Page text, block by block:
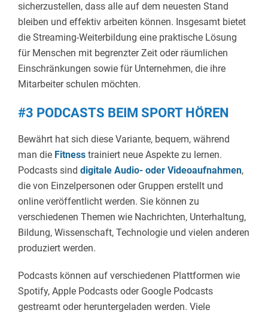
sicherzustellen, dass alle auf dem neuesten Stand
bleiben und effektiv arbeiten können. Insgesamt bietet
die Streaming-Weiterbildung eine praktische Lösung
für Menschen mit begrenzter Zeit oder räumlichen
Einschränkungen sowie für Unternehmen, die ihre
Mitarbeiter schulen möchten.
#3 PODCASTS BEIM SPORT HÖREN
Bewährt hat sich diese Variante, bequem, während
man die Fitness trainiert neue Aspekte zu lernen.
Podcasts sind digitale Audio- oder Videoaufnahmen,
die von Einzelpersonen oder Gruppen erstellt und
online veröffentlicht werden. Sie können zu
verschiedenen Themen wie Nachrichten, Unterhaltung,
Bildung, Wissenschaft, Technologie und vielen anderen
produziert werden.
Podcasts können auf verschiedenen Plattformen wie
Spotify, Apple Podcasts oder Google Podcasts
gestreamt oder heruntergeladen werden. Viele